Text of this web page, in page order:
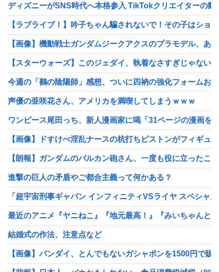
ディズニーがSNS時代へ本格参入 TikTokクリエイターの動
【ラブライブ！】吟子ちゃん騙されないで！その子はショ
【画像】機動戦士ガンダムジークアクスのプラモデル、あ
【スターウォーズ】このジェダイ、執着なさすぎじゃない？
今週の「鵺の陰陽師」感想、ついに四衲の強化フォームお
声優の亜咲花さん、アメリカを満喫してしまうｗｗｗ
ワンピース尾田っち、新人漫画家に喝「31ページの漫画を
【画像】ドすけべ淫乱ナースの杭打ちピストンがフィギュ
【朗報】ガンダムのバルカン砲さん、一度も役に立ったこ
進撃の巨人の矛盾やご都合主義って何かある？
「超宇宙刑事ギャバン インフィニティVSライヤ スペシャ
最近のアニメ『ヤニねこ』『地元最高！』『みいちゃんと
結婚式の作法、注意点など
【画像】バンダイ、とんでもないガシャポンを1500円で販